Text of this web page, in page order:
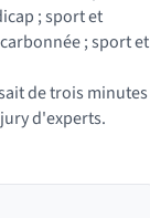
; sport et
; sport et
de trois minutes
d'experts.